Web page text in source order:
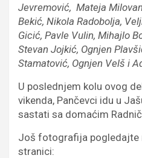
Jevremović, Mateja
Bekić, Nikola Radobolja,
Gicić, Pavle Vulin, Mihajlo
Stevan Jojkić, Ognjen
Stamatović, Ognjen Velš i
U poslednjem kolu ovog
vikenda, Pančevci idu u
sastati sa domaćim
Još fotografija pogledajte
stranici: